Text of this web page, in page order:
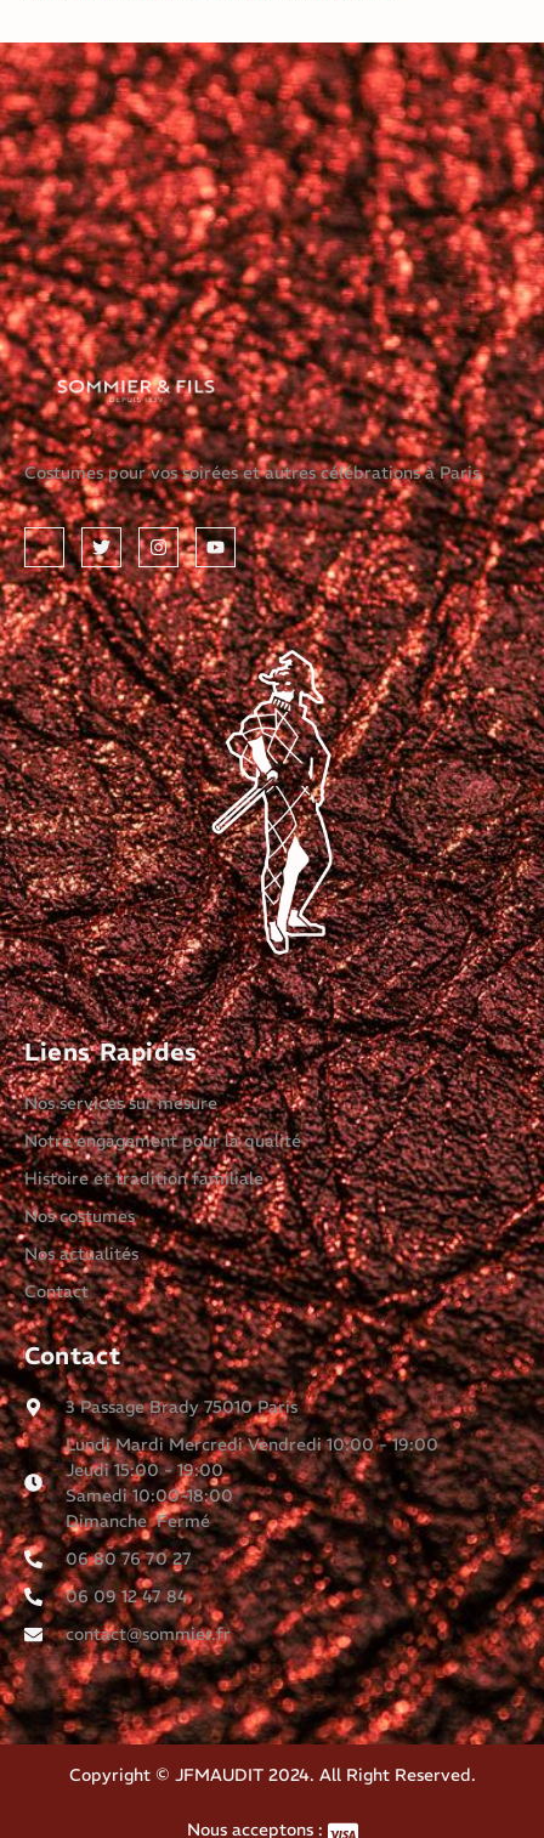
Costumes pour vos soirées et autres célébrations à Paris
Liens Rapides
Nos services sur mesure
Notre engagement pour la qualité
Histoire et tradition familiale
Nos costumes
Nos actualités
Contact
Contact
3 Passage Brady 75010 Paris
Lundi Mardi Mercredi Vendredi 10:00 - 19:00
Jeudi 15:00 - 19:00
Samedi 10:00-18:00
Dimanche Fermé
06 80 76 70 27
06 09 12 47 84
contact@sommier.fr
Copyright © JFMAUDIT 2024. All Right Reserved.
Nous acceptons :